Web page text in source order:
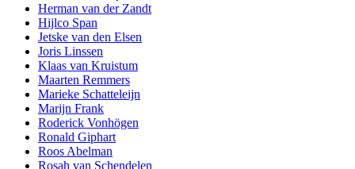
Herman van der Zandt
Hijlco Span
Jetske van den Elsen
Joris Linssen
Klaas van Kruistum
Maarten Remmers
Marieke Schatteleijn
Marijn Frank
Roderick Vonhögen
Ronald Giphart
Roos Abelman
Rosah van Schendelen